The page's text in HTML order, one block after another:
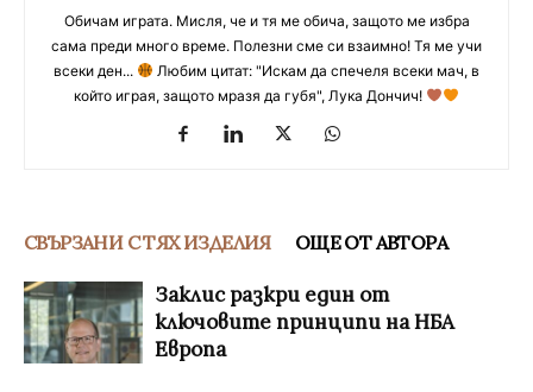
Обичам играта. Мисля, че и тя ме обича, защото ме избра
сама преди много време. Полезни сме си взаимно! Тя ме учи
всеки ден...
Любим цитат: "Искам да спечеля всеки мач, в
който играя, защото мразя да губя", Лука Дончич!
СВЪРЗАНИ С ТЯХ ИЗДЕЛИЯ ОЩЕ ОТ АВТОРА
Заклис разкри един от
ключовите принципи на НБА
Европа